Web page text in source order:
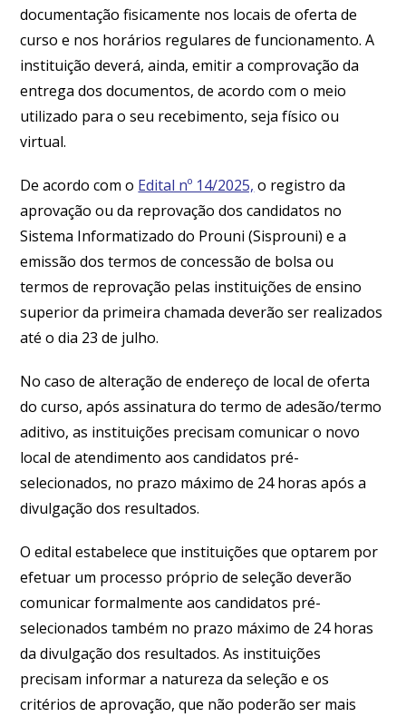
documentação fisicamente nos locais de oferta de
curso e nos horários regulares de funcionamento. A
instituição deverá, ainda, emitir a comprovação da
entrega dos documentos, de acordo com o meio
utilizado para o seu recebimento, seja físico ou
virtual.
De acordo com o Edital nº 14/2025, o registro da
aprovação ou da reprovação dos candidatos no
Sistema Informatizado do Prouni (Sisprouni) e a
emissão dos termos de concessão de bolsa ou
termos de reprovação pelas instituições de ensino
superior da primeira chamada deverão ser realizados
até o dia 23 de julho.
No caso de alteração de endereço de local de oferta
do curso, após assinatura do termo de adesão/termo
aditivo, as instituições precisam comunicar o novo
local de atendimento aos candidatos pré-
selecionados, no prazo máximo de 24 horas após a
divulgação dos resultados.
O edital estabelece que instituições que optarem por
efetuar um processo próprio de seleção deverão
comunicar formalmente aos candidatos pré-
selecionados também no prazo máximo de 24 horas
da divulgação dos resultados. As instituições
precisam informar a natureza da seleção e os
critérios de aprovação, que não poderão ser mais